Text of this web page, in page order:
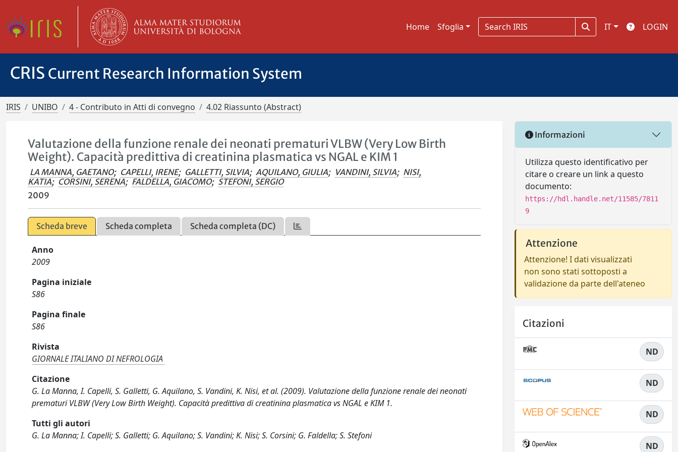
Home Sfoglia IT LOGIN
CRIS Current Research Information System
IRIS UNIBO 4 - Contributo in Atti di convegno 4.02 Riassunto (Abstract)
Valutazione della funzione renale dei neonati prematuri VLBW (Very Low Birth
Weight). Capacità predittiva di creatinina plasmatica vs NGAL e KIM 1
LA MANNA, GAETANO; CAPELLI, IRENE; GALLETTI, SILVIA; AQUILANO, GIULIA; VANDINI, SILVIA; NISI,
KATIA; CORSINI, SERENA; FALDELLA, GIACOMO; STEFONI, SERGIO
2009
Scheda breve Scheda completa Scheda completa (DC)
Anno
2009
Pagina iniziale
S86
Pagina finale
S86
Rivista
GIORNALE ITALIANO DI NEFROLOGIA
Citazione
G. La Manna, I. Capelli, S. Galletti, G. Aquilano, S. Vandini, K. Nisi, et al. (2009). Valutazione della funzione renale dei neonati
prematuri VLBW (Very Low Birth Weight). Capacità predittiva di creatinina plasmatica vs NGAL e KIM 1.
Tutti gli autori
G. La Manna; I. Capelli; S. Galletti; G. Aquilano; S. Vandini; K. Nisi; S. Corsini; G. Faldella; S. Stefoni
Informazioni
Utilizza questo identificativo per
citare o creare un link a questo
documento:
https://hdl.handle.net/11585/7811
9
Attenzione
Attenzione! I dati visualizzati
non sono stati sottoposti a
validazione da parte dell'ateneo
Citazioni
ND
ND
ND
ND